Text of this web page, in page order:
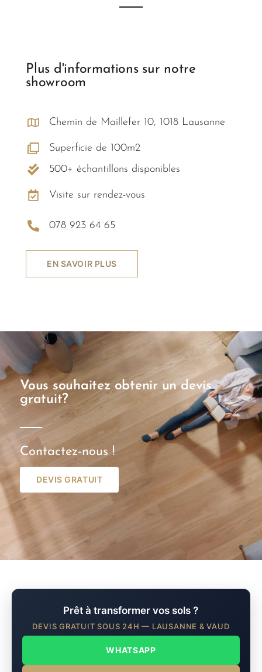
Plus d'informations sur notre
showroom
Chemin de Maillefer 10, 1018 Lausanne
Superficie de 100m2
500+ échantillons disponibles
Visite sur rendez-vous
078 923 64 65
EN SAVOIR PLUS
Vous souhaitez obtenir un devis
gratuit?
Contactez-nous !
DEVIS GRATUIT
Prêt à transformer vos sols ?
DEVIS GRATUIT SOUS 24H — LAUSANNE & VAUD
WHATSAPP